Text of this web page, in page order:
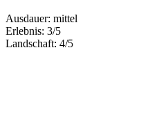
Ausdauer: mittel
Erlebnis: 3/5
Landschaft: 4/5